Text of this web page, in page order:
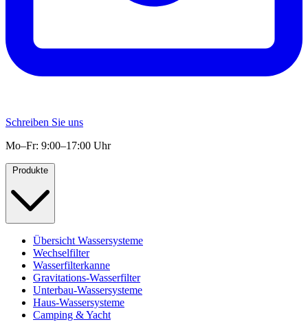
Schreiben Sie uns
Mo–Fr: 9:00–17:00 Uhr
Produkte
Übersicht Wassersysteme
Wechselfilter
Wasserfilterkanne
Gravitations-Wasserfilter
Unterbau-Wassersysteme
Haus-Wassersysteme
Camping & Yacht